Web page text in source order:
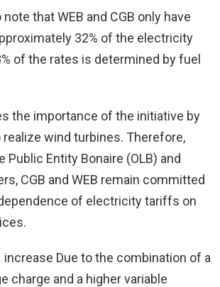
that WEB and CGB only have
32% of the electricity
of the rates is determined by fuel
the importance of the initiative by
realize wind turbines. Therefore,
Entity Bonaire (OLB) and
CGB and WEB remain committed
of electricity tariffs on
increase Due to the combination of a
charge and a higher variable